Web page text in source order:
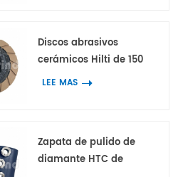
Discos abrasivos
cerámicos Hilti de 150
mm para trabajos de
LEE MAS
Zapata de pulido de
diamante HTC de